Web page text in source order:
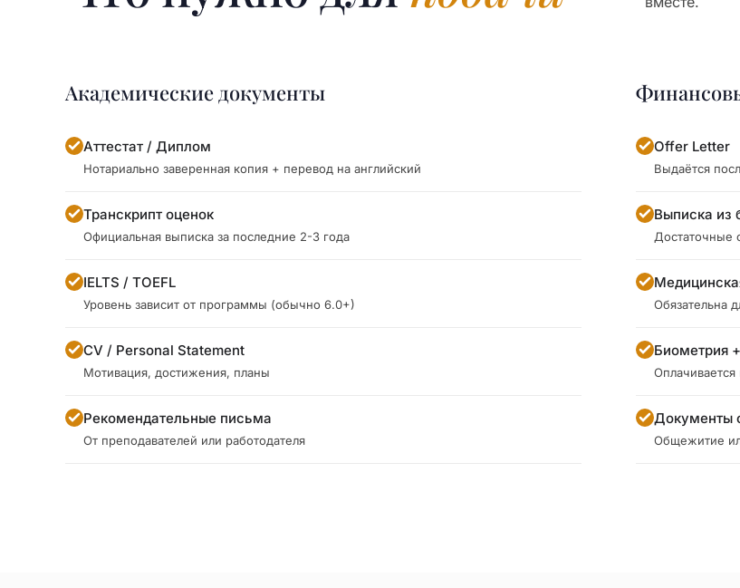
Академические документы
Аттестат / Диплом
Нотариально заверенная копия + перевод на английский
Транскрипт оценок
Официальная выписка за последние 2-3 года
IELTS / TOEFL
Уровень зависит от программы (обычно 6.0+)
CV / Personal Statement
Мотивация, достижения, планы
Рекомендательные письма
От преподавателей или работодателя
Offer Letter
Выдаётся
Выписка из
Достаточные
Обязательна
Биометрия
Оплачивается
Документы
Общежитие